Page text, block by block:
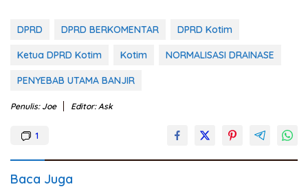
DPRD DPRD BERKOMENTAR DPRD Kotim
Ketua DPRD Kotim Kotim NORMALISASI DRAINASE
PENYEBAB UTAMA BANJIR
Penulis: Joe Editor: Ask
1
Baca Juga